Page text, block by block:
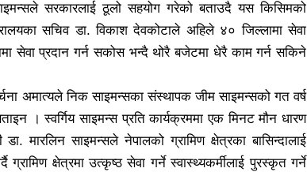
सरकारलाई ठूलो सहयोग गरेको बताउदै यस किसिमको
सचिव डा. विकाश देवकोटाले अहिले ४० जिल्लामा सेवा
सेवा प्रदान गर्न सकोस भन्दै थोरै बजेटमा धेरै काम गर्न सकिने
अमात्यले निक साइमन्सका संस्थापक जीम साइमन्सको गत वर्ष
। स्वर्गिय साइमन्स प्रति कार्यक्रममा एक मिनट मौन धारण
मारलिन साइमन्सले नेपालको ग्रामिण क्षेत्रका बासिन्दालाई
ग्रामिण क्षेत्रमा उत्कृष्ठ सेवा गर्ने स्वास्थ्यकर्मीलाई पुरस्कृत गर्ने